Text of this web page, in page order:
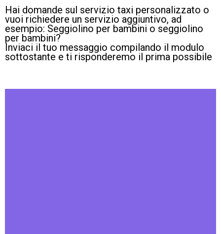
Hai domande sul servizio taxi personalizzato o
vuoi richiedere un servizio aggiuntivo, ad
esempio: Seggiolino per bambini o seggiolino
per bambini?
Inviaci il tuo messaggio compilando il modulo
sottostante e ti risponderemo il prima possibile